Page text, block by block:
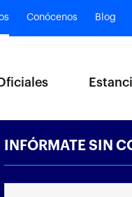
Conócenos Blog
INFÓRMATE SIN